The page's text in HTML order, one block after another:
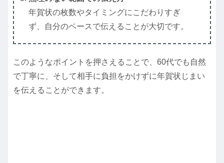
年賀状の枚数やタイミングにこだわりすぎ
ず、自分のペースで伝えることが大切です。
このようなポイントを押さえることで、60代でも自然
で丁寧に、そして相手に負担をかけずに年賀状じまい
を伝えることができます。